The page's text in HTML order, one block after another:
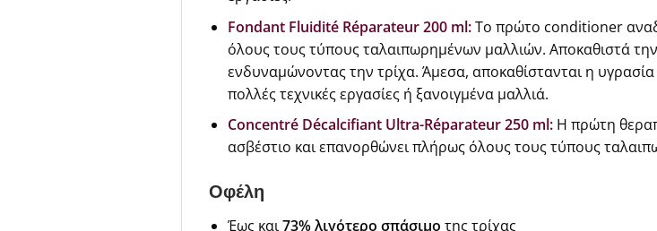
Fondant Fluidité Réparateur 200 ml:Το πρώτο conditioner
όλους τους τύπους ταλαιπωρημένων μαλλιών. Αποκαθιστά
ενδυναμώνοντας την τρίχα. Άμεσα, αποκαθίστανται η
πολλές τεχνικές εργασίες ή ξανοιγμένα μαλλιά.
Concentré Décalcifiant Ultra-Réparateur 250 ml: Η πρώτη
ασβέστιο και επανορθώνει πλήρως όλους τους τύπους
Οφέλη
Έως και73% λιγότερο σπάσιμο της τρίχας